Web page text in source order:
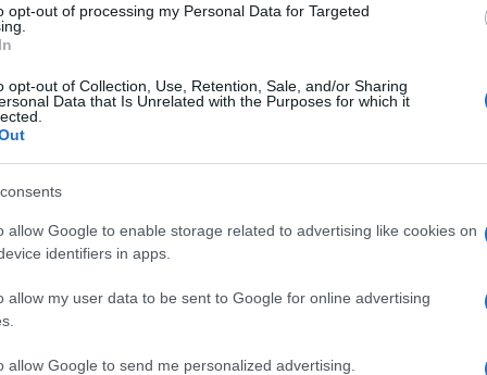
opt-out of processing my Personal Data for Targeted
opt-out of Collection, Use, Retention, Sale, and/or Sharing
Data that Is Unrelated with the Purposes for which it
allow Google to enable storage related to advertising like cookies on
identifiers in apps.
allow my user data to be sent to Google for online advertising
allow Google to send me personalized advertising.
invariata, con 39.303 posti, ed il club
per la nuova stagione. Tuttavia, c’è
di poter acquistare il loro
sono posti disponibili.
potrebbe cambiare, poiché la Real
settori della gradinata di Anoeta. Queste